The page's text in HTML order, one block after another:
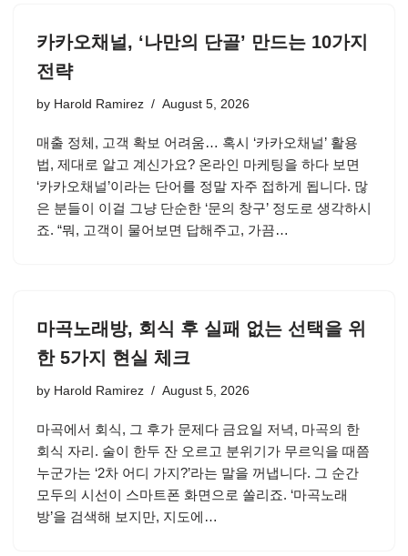
카카오채널, ‘나만의 단골’ 만드는 10가지
전략
by Harold Ramirez August 5, 2026
매출 정체, 고객 확보 어려움… 혹시 ‘카카오채널’ 활용
법, 제대로 알고 계신가요? 온라인 마케팅을 하다 보면
‘카카오채널’이라는 단어를 정말 자주 접하게 됩니다. 많
은 분들이 이걸 그냥 단순한 ‘문의 창구’ 정도로 생각하시
죠. “뭐, 고객이 물어보면 답해주고, 가끔…
마곡노래방, 회식 후 실패 없는 선택을 위
한 5가지 현실 체크
by Harold Ramirez August 5, 2026
마곡에서 회식, 그 후가 문제다 금요일 저녁, 마곡의 한
회식 자리. 술이 한두 잔 오르고 분위기가 무르익을 때쯤
누군가는 ‘2차 어디 가지?’라는 말을 꺼냅니다. 그 순간
모두의 시선이 스마트폰 화면으로 쏠리죠. ‘마곡노래
방’을 검색해 보지만, 지도에…